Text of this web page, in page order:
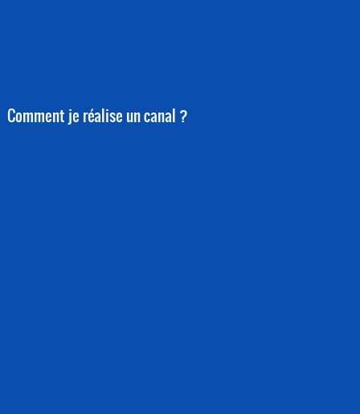
Comment je réalise un canal ?